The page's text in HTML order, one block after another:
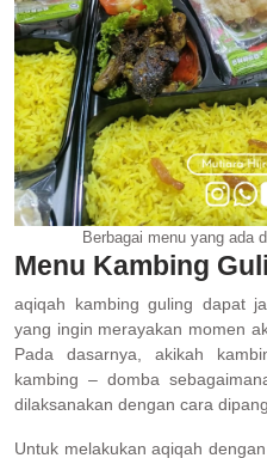
Berbagai menu yang ada
Menu Kambing
aqiqah kambing guling dapat
yang ingin merayakan momen
Pada dasarnya, akikah
kambing – domba
dilaksanakan dengan cara
Untuk melakukan aqiqah